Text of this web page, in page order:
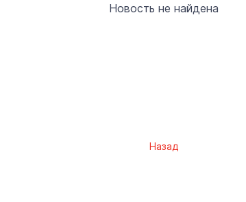
Новость не найдена
Назад